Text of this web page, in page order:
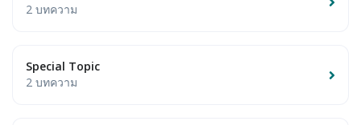
2 บทความ
Special Topic
2 บทความ